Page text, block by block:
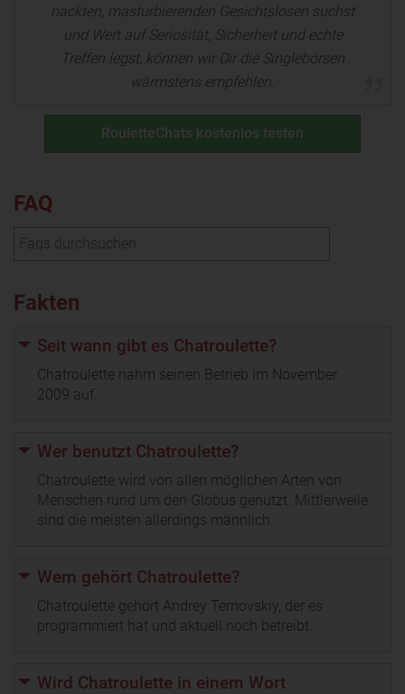
nackten, masturbierenden Gesichtslosen suchst
und Wert auf Seriosität, Sicherheit und echte
Treffen legst, können wir Dir die Singlebörsen
wärmstens empfehlen.
RouletteChats kostenlos testen
FAQ
Fakten
Seit wann gibt es Chatroulette?
Chatroulette nahm seinen Betrieb im November
2009 auf.
Wer benutzt Chatroulette?
Chatroulette wird von allen möglichen Arten von
Menschen rund um den Globus genutzt. Mittlerweile
sind die meisten allerdings männlich.
Wem gehört Chatroulette?
Chatroulette gehört Andrey Ternovskiy, der es
programmiert hat und aktuell noch betreibt.
Wird Chatroulette in einem Wort